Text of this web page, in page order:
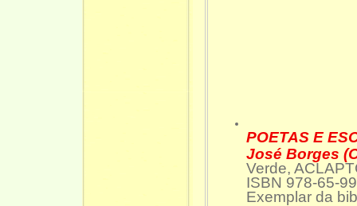
POETAS E
José Borges
Verde,
ISBN 978-65-
Exemplar da